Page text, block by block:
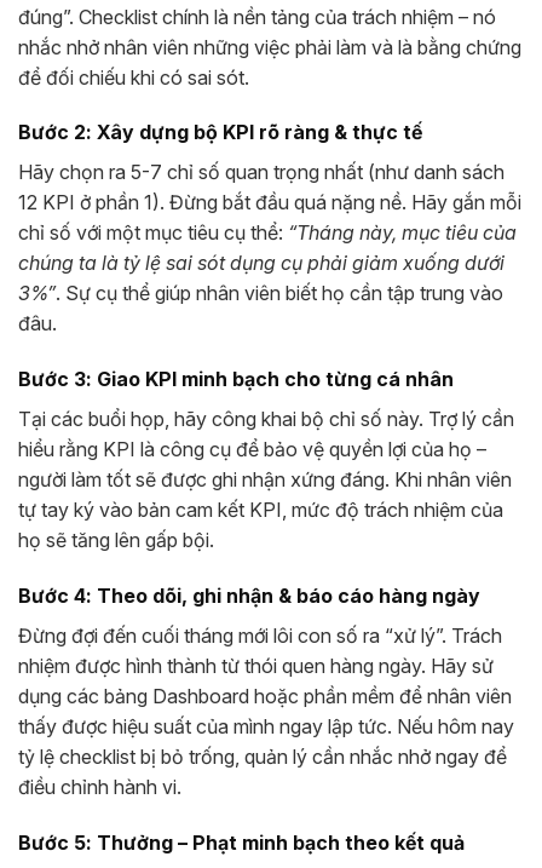
đúng”. Checklist chính là nền tảng của trách nhiệm – nó
nhắc nhở nhân viên những việc phải làm và là bằng chứng
để đối chiếu khi có sai sót.
Bước 2: Xây dựng bộ KPI rõ ràng & thực tế
Hãy chọn ra 5-7 chỉ số quan trọng nhất (như danh sách
12 KPI ở phần 1). Đừng bắt đầu quá nặng nề. Hãy gắn mỗi
chỉ số với một mục tiêu cụ thể: “Tháng này, mục tiêu của
chúng ta là tỷ lệ sai sót dụng cụ phải giảm xuống dưới
3%”. Sự cụ thể giúp nhân viên biết họ cần tập trung vào
đâu.
Bước 3: Giao KPI minh bạch cho từng cá nhân
Tại các buổi họp, hãy công khai bộ chỉ số này. Trợ lý cần
hiểu rằng KPI là công cụ để bảo vệ quyền lợi của họ –
người làm tốt sẽ được ghi nhận xứng đáng. Khi nhân viên
tự tay ký vào bản cam kết KPI, mức độ trách nhiệm của
họ sẽ tăng lên gấp bội.
Bước 4: Theo dõi, ghi nhận & báo cáo hàng ngày
Đừng đợi đến cuối tháng mới lôi con số ra “xử lý”. Trách
nhiệm được hình thành từ thói quen hàng ngày. Hãy sử
dụng các bảng Dashboard hoặc phần mềm để nhân viên
thấy được hiệu suất của mình ngay lập tức. Nếu hôm nay
tỷ lệ checklist bị bỏ trống, quản lý cần nhắc nhở ngay để
điều chỉnh hành vi.
Bước 5: Thưởng – Phạt minh bạch theo kết quả